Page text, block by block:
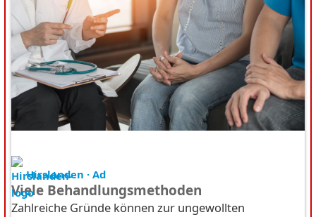
Hirslanden · Ad
Viele Behandlungsmethoden
Zahlreiche Gründe können zur ungewollten